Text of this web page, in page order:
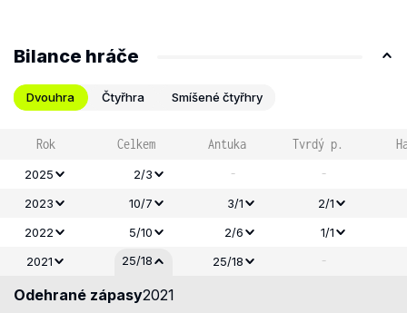
Bilance hráče
Dvouhra Čtyřhra Smíšené čtyřhry
Rok Celkem Antuka Tvrdý p.
2025 2/3 - -
2023 10/7 3/1
2/1
2022
5/10 2/6 1/1
2021
25/18 25/18 -
Odehrané zápasy2021